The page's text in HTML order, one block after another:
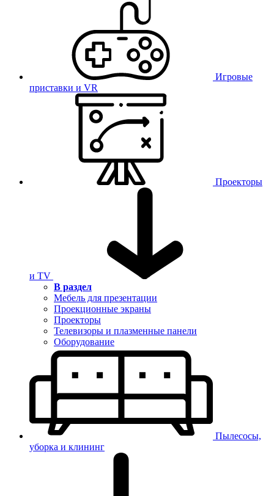
Игровые
приставки и VR
Проекторы
и TV
В раздел
Мебель для презентации
Проекционные экраны
Проекторы
Телевизоры и плазменные панели
Оборудование
Пылесосы,
уборка и клининг